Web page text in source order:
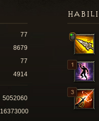
77
8679
77
4914
5052060
16373000